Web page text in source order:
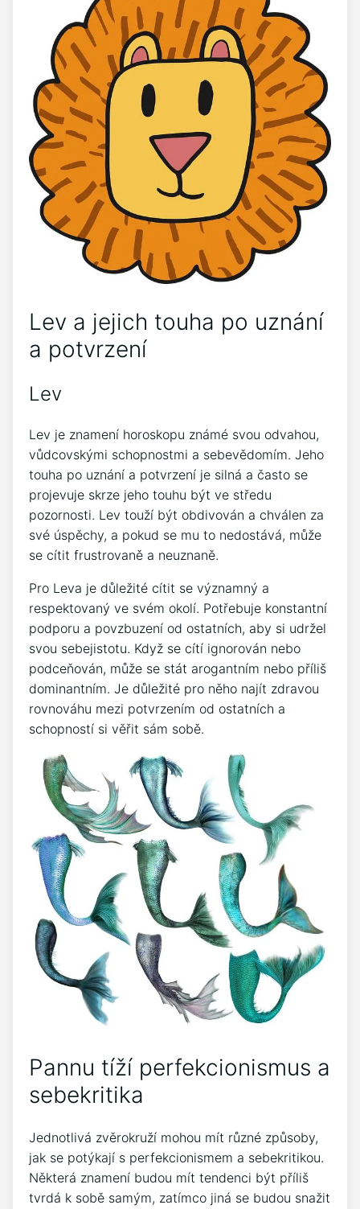
Lev a jejich touha po uznání
a potvrzení
Lev
Lev je znamení horoskopu známé svou odvahou,
vůdcovskými schopnostmi a sebevědomím. Jeho
touha po uznání a potvrzení je silná a často se
projevuje skrze jeho touhu být ve středu
pozornosti. Lev touží být obdivován a chválen za
své úspěchy, a pokud se mu to nedostává, může
se cítit frustrovaně a neuznaně.
Pro Leva je důležité cítit se významný a
respektovaný ve svém okolí. Potřebuje konstantní
podporu a povzbuzení od ostatních, aby si udržel
svou sebejistotu. Když se cítí ignorován nebo
podceňován, může se stát arogantním nebo příliš
dominantním. Je důležité pro něho najít zdravou
rovnováhu mezi potvrzením od ostatních a
schopností si věřit sám sobě.
Pannu tíží perfekcionismus a
sebekritika
Jednotlivá zvěrokruží mohou mít různé způsoby,
jak se potýkají s perfekcionismem a sebekritikou.
Některá znamení budou mít tendenci být příliš
tvrdá k sobě samým, zatímco jiná se budou snažit